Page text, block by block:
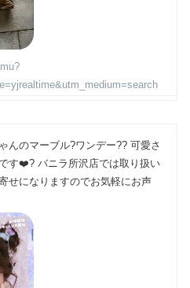
んのマーブル?ワンデー?? 可愛さ
す❤️? バニラ所沢店では取り扱い
せになりますのでお気軽にお声